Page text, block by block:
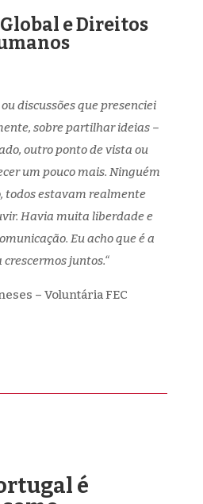
e Direitos
discussões que presenciei
sobre partilhar ideias –
outro ponto de vista ou
um pouco mais. Ninguém
todos estavam realmente
Havia muita liberdade e
Eu acho que é a
crescermos juntos.“
– Voluntária FEC
é